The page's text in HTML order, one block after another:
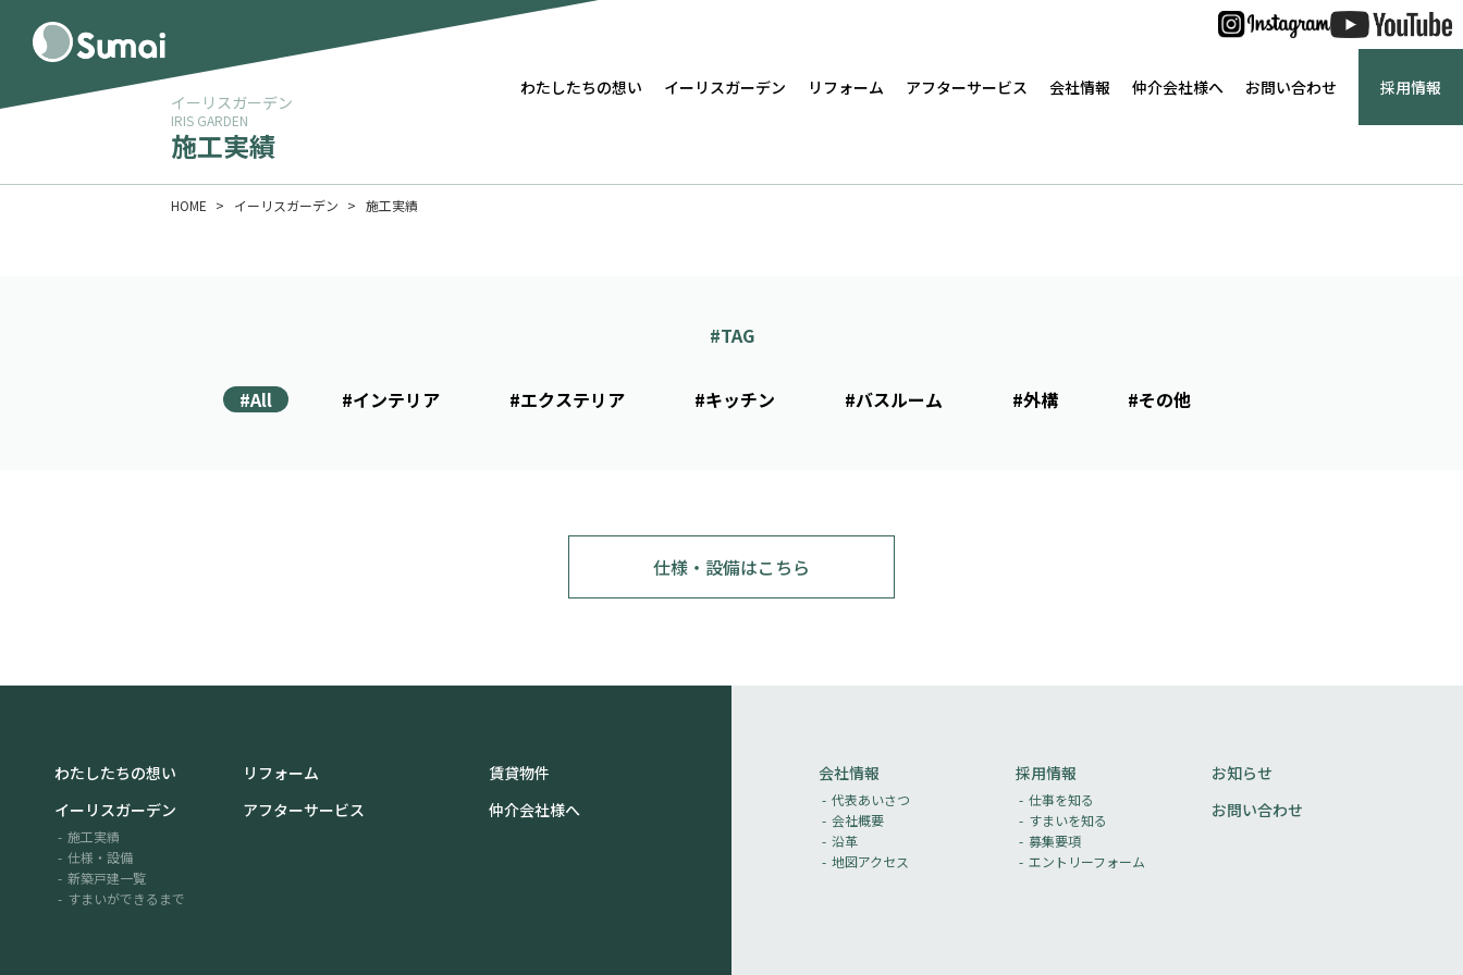
わたしたちの想い イーリスガーデン リフォーム アフターサービス 会社情報 仲介会社様へ お問い合わせ 採用情報
イーリスガーデン
IRIS GARDEN
施工実績
HOME イーリスガーデン 施工実績
#TAG
#All #インテリア #エクステリア #キッチン #バスルーム #外構 #その他
仕様・設備はこちら
わたしたちの想い
イーリスガーデン
施工実績
仕様・設備
新築戸建一覧
すまいができるまで
リフォーム
アフターサービス
賃貸物件
仲介会社様へ
会社情報
代表あいさつ
会社概要
沿革
地図アクセス
採用情報
仕事を知る
すまいを知る
募集要項
エントリーフォーム
お知らせ
お問い合わせ